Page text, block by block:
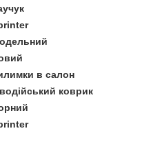
в салон
коврик